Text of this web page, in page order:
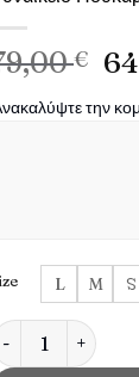
€
την
L M S